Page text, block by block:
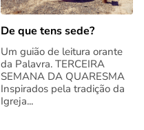
De que tens sede?
Um guião de leitura orante
da Palavra. TERCEIRA
SEMANA DA QUARESMA
Inspirados pela tradição da
Igreja...